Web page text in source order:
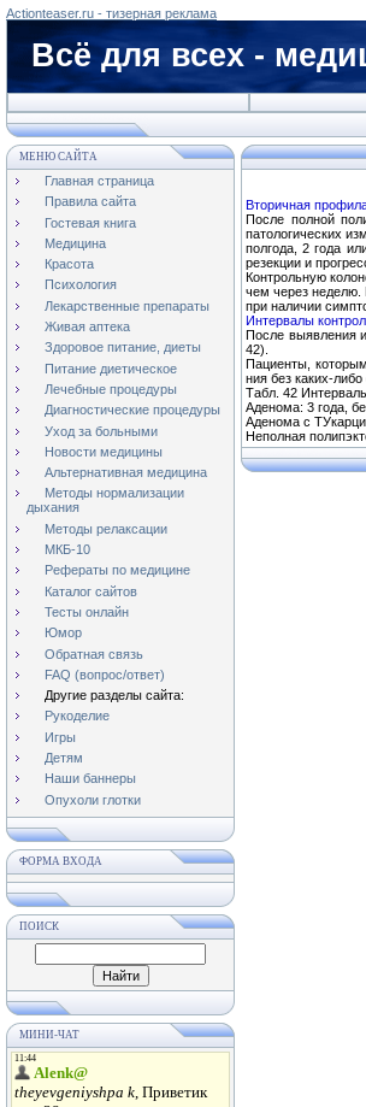
Actionteaser.ru - тизерная реклама
Всё для всех -
МЕНЮ САЙТА
Главная страница
Правила сайта
Гостевая книга
Медицина
Красота
Психология
Лекарственные препараты
Живая аптека
Здоровое питание, диеты
Питание диетическое
Лечебные процедуры
Диагностические процедуры
Уход за больными
Новости медицины
Альтернативная медицина
Методы нормализации
дыхания
Методы релаксации
МКБ-10
Рефераты по медицине
Каталог сайтов
Тесты онлайн
Юмор
Обратная связь
FAQ (вопрос/ответ)
Другие разделы сайта:
Рукоделие
Игры
Детям
Наши баннеры
Опухоли глотки
ФОРМА ВХОДА
ПОИСК
МИНИ-ЧАТ
Вторичная
После полной
патологических
полгода, 2 года
резекции и
Контрольную
чем через неделю.
при наличии
Интервалы
После выявления
42).
Пациенты,
ния без каких-
Табл. 42
Аденома: 3 года,
Аденома с
Неполная